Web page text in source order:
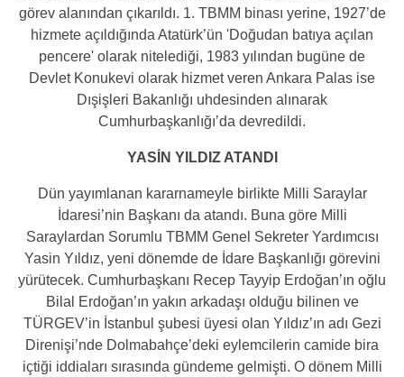
görev alanından çıkarıldı. 1. TBMM binası yerine, 1927’de
hizmete açıldığında Atatürk’ün 'Doğudan batıya açılan
pencere' olarak nitelediği, 1983 yılından bugüne de
Devlet Konukevi olarak hizmet veren Ankara Palas ise
Dışişleri Bakanlığı uhdesinden alınarak
Cumhurbaşkanlığı’da devredildi.
YASİN YILDIZ ATANDI
Dün yayımlanan kararnameyle birlikte Milli Saraylar
İdaresi’nin Başkanı da atandı. Buna göre Milli
Saraylardan Sorumlu TBMM Genel Sekreter Yardımcısı
Yasin Yıldız, yeni dönemde de İdare Başkanlığı görevini
yürütecek. Cumhurbaşkanı Recep Tayyip Erdoğan’ın oğlu
Bilal Erdoğan’ın yakın arkadaşı olduğu bilinen ve
TÜRGEV’in İstanbul şubesi üyesi olan Yıldız’ın adı Gezi
Direnişi’nde Dolmabahçe’deki eylemcilerin camide bira
içtiği iddiaları sırasında gündeme gelmişti. O dönem Milli